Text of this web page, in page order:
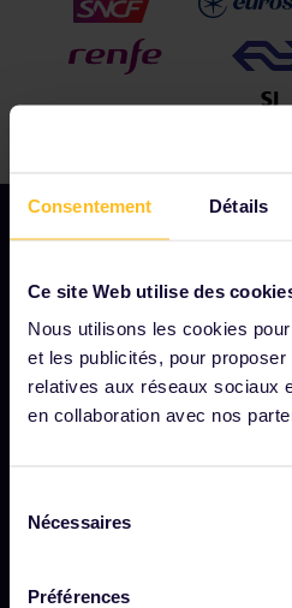
Consentement Détails
Ce site Web utilise des
Nous utilisons les cookies
et les publicités, pour
relatives aux réseaux sociaux
en collaboration avec nos
Nécessaires
Préférences
NOTRE SOCIÉTÉ
Notre profil
Nous recrutons
Contenu sponsorisé et de